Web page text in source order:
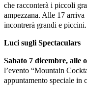
che racconterà i piccoli
ampezzana. Alle 17
incontrerà grandi e piccini.
Luci sugli Spectaculars
Sabato 7 dicembre, alle
l’evento “Mountain
appuntamento speciale in